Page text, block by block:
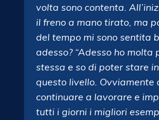
volta sono contenta.
il freno a mano tirato, ma
del tempo mi sono sentita
adesso? “Adesso ho molta
stessa e so di poter stare
questo livello. Ovviamente
continuare a lavorare e
tutti i giorni i migliori